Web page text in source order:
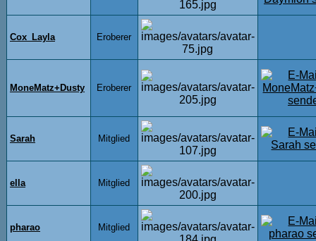
Cox_Layla Eroberer
MoneMatz+Dusty Eroberer
Sarah Mitglied
ella Mitglied
pharao Mitglied